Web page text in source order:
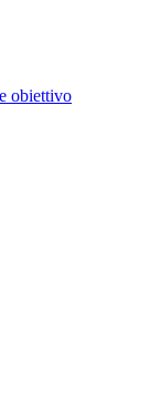
obiettivo